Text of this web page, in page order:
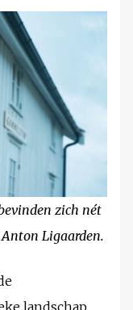
zich nét
Ligaarden.